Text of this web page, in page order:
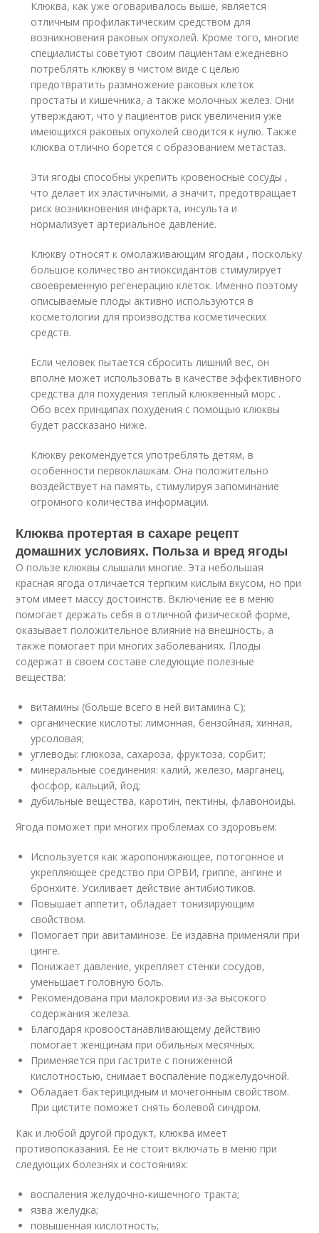
Клюква, как уже оговаривалось выше, является
отличным профилактическим средством для
возникновения раковых опухолей. Кроме того, многие
специалисты советуют своим пациентам ежедневно
потреблять клюкву в чистом виде с целью
предотвратить размножение раковых клеток
простаты и кишечника, а также молочных желез. Они
утверждают, что у пациентов риск увеличения уже
имеющихся раковых опухолей сводится к нулю. Также
клюква отлично борется с образованием метастаз.
Эти ягоды способны укрепить кровеносные сосуды ,
что делает их эластичными, а значит, предотвращает
риск возникновения инфаркта, инсульта и
нормализует артериальное давление.
Клюкву относят к омолаживающим ягодам , поскольку
большое количество антиоксидантов стимулирует
своевременную регенерацию клеток. Именно поэтому
описываемые плоды активно используются в
косметологии для производства косметических
средств.
Если человек пытается сбросить лишний вес, он
вполне может использовать в качестве эффективного
средства для похудения теплый клюквенный морс .
Обо всех принципах похудения с помощью клюквы
будет рассказано ниже.
Клюкву рекомендуется употреблять детям, в
особенности первоклашкам. Она положительно
воздействует на память, стимулируя запоминание
огромного количества информации.
Клюква протертая в сахаре рецепт
домашних условиях. Польза и вред ягоды
О пользе клюквы слышали многие. Эта небольшая
красная ягода отличается терпким кислым вкусом, но при
этом имеет массу достоинств. Включение ее в меню
помогает держать себя в отличной физической форме,
оказывает положительное влияние на внешность, а
также помогает при многих заболеваниях. Плоды
содержат в своем составе следующие полезные
вещества:
витамины (больше всего в ней витамина С);
органические кислоты: лимонная, бензойная, хинная,
урсоловая;
углеводы: глюкоза, сахароза, фруктоза, сорбит;
минеральные соединения: калий, железо, марганец,
фосфор, кальций, йод;
дубильные вещества, каротин, пектины, флавоноиды.
Ягода поможет при многих проблемах со здоровьем:
Используется как жаропонижающее, потогонное и
укрепляющее средство при ОРВИ, гриппе, ангине и
бронхите. Усиливает действие антибиотиков.
Повышает аппетит, обладает тонизирующим
свойством.
Помогает при авитаминозе. Ее издавна применяли при
цинге.
Понижает давление, укрепляет стенки сосудов,
уменьшает головную боль.
Рекомендована при малокровии из-за высокого
содержания железа.
Благодаря кровоостанавливающему действию
помогает женщинам при обильных месячных.
Применяется при гастрите с пониженной
кислотностью, снимает воспаление поджелудочной.
Обладает бактерицидным и мочегонным свойством.
При цистите поможет снять болевой синдром.
Как и любой другой продукт, клюква имеет
противопоказания. Ее не стоит включать в меню при
следующих болезнях и состояниях:
воспаления желудочно-кишечного тракта;
язва желудка;
повышенная кислотность;